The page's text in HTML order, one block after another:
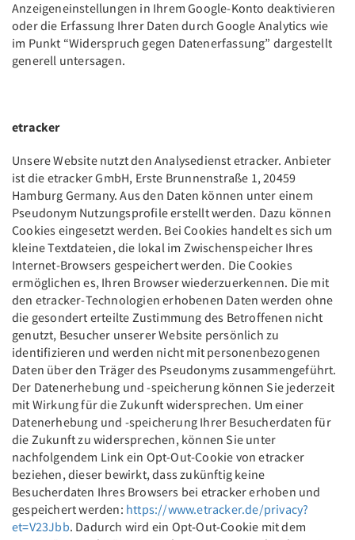
Anzeigeneinstellungen in Ihrem Google-Konto deaktivieren
oder die Erfassung Ihrer Daten durch Google Analytics wie
im Punkt “Widerspruch gegen Datenerfassung” dargestellt
generell untersagen.
etracker
Unsere Website nutzt den Analysedienst etracker. Anbieter
ist die etracker GmbH, Erste Brunnenstraße 1, 20459
Hamburg Germany. Aus den Daten können unter einem
Pseudonym Nutzungsprofile erstellt werden. Dazu können
Cookies eingesetzt werden. Bei Cookies handelt es sich um
kleine Textdateien, die lokal im Zwischenspeicher Ihres
Internet-Browsers gespeichert werden. Die Cookies
ermöglichen es, Ihren Browser wiederzuerkennen. Die mit
den etracker-Technologien erhobenen Daten werden ohne
die gesondert erteilte Zustimmung des Betroffenen nicht
genutzt, Besucher unserer Website persönlich zu
identifizieren und werden nicht mit personenbezogenen
Daten über den Träger des Pseudonyms zusammengeführt.
Der Datenerhebung und -speicherung können Sie jederzeit
mit Wirkung für die Zukunft widersprechen. Um einer
Datenerhebung und -speicherung Ihrer Besucherdaten für
die Zukunft zu widersprechen, können Sie unter
nachfolgendem Link ein Opt-Out-Cookie von etracker
beziehen, dieser bewirkt, dass zukünftig keine
Besucherdaten Ihres Browsers bei etracker erhoben und
gespeichert werden: https://www.etracker.de/privacy?
et=V23Jbb. Dadurch wird ein Opt-Out-Cookie mit dem